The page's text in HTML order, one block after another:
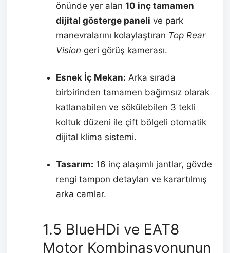
önünde yer alan 10 inç tamamen
dijital gösterge paneli ve park
manevralarını kolaylaştıran Top Rear
Vision geri görüş kamerası.
Esnek İç Mekan: Arka sırada
birbirinden tamamen bağımsız olarak
katlanabilen ve sökülebilen 3 tekli
koltuk düzeni ile çift bölgeli otomatik
dijital klima sistemi.
Tasarım: 16 inç alaşımlı jantlar, gövde
rengi tampon detayları ve karartılmış
arka camlar.
1.5 BlueHDi ve EAT8
Motor Kombinasyonunun